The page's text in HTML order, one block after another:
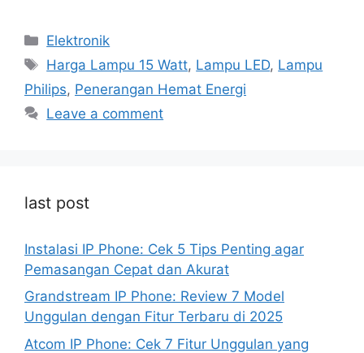
Categories
Elektronik
Tags
Harga Lampu 15 Watt, Lampu LED, Lampu
Philips, Penerangan Hemat Energi
Leave a comment
last post
Instalasi IP Phone: Cek 5 Tips Penting agar
Pemasangan Cepat dan Akurat
Grandstream IP Phone: Review 7 Model
Unggulan dengan Fitur Terbaru di 2025
Atcom IP Phone: Cek 7 Fitur Unggulan yang